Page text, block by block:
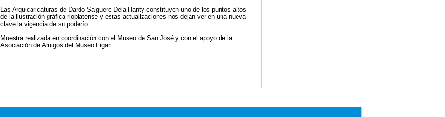
Las Arquicaricaturas de Dardo Salguero Dela Hanty constituyen uno de los puntos altos
de la ilustración gráfica rioplatense y estas actualizaciones nos dejan ver en una nueva
clave la vigencia de su poderío.
Muestra realizada en coordinación con el Museo de San José y con el apoyo de la
Asociación de Amigos del Museo Figari.